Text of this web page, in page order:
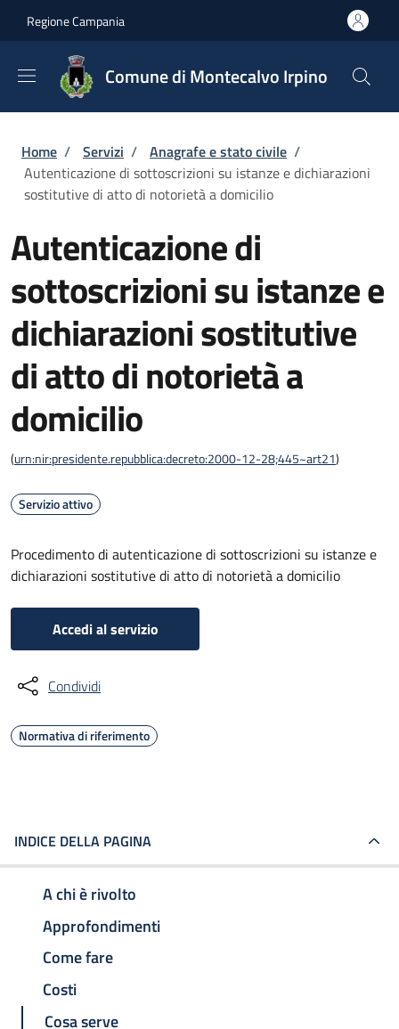
Regione Campania
Comune di Montecalvo Irpino
Briciole di pane
Home / Servizi / Anagrafe e stato civile /
Autenticazione di sottoscrizioni su istanze e dichiarazioni
sostitutive di atto di notorietà a domicilio
Autenticazione di
sottoscrizioni su istanze e
dichiarazioni sostitutive
di atto di notorietà a
domicilio
(urn:nir:presidente.repubblica:decreto:2000-12-28;445~art21)
Servizio attivo
Procedimento di autenticazione di sottoscrizioni su istanze e
dichiarazioni sostitutive di atto di notorietà a domicilio
Accedi al servizio
Condividi
Normativa di riferimento
INDICE DELLA PAGINA
A chi è rivolto
Approfondimenti
Come fare
Costi
Cosa serve